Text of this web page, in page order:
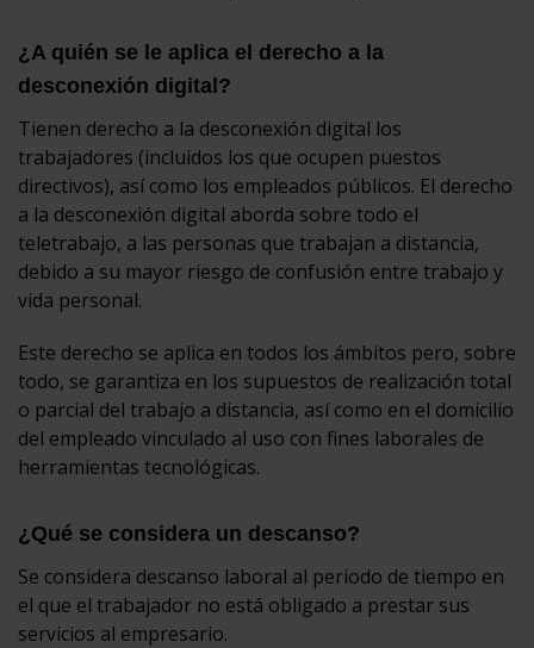
¿A quién se le aplica el derecho a la
desconexión digital?
Tienen derecho a la desconexión digital los
trabajadores (incluidos los que ocupen puestos
directivos), así como los empleados públicos. El derecho
a la desconexión digital aborda sobre todo el
teletrabajo, a las personas que trabajan a distancia,
debido a su mayor riesgo de confusión entre trabajo y
vida personal.
Este derecho se aplica en todos los ámbitos pero, sobre
todo, se garantiza en los supuestos de realización total
o parcial del trabajo a distancia, así como en el domicilio
del empleado vinculado al uso con fines laborales de
herramientas tecnológicas.
¿Qué se considera un descanso?
Se considera descanso laboral al periodo de tiempo en
el que el trabajador no está obligado a prestar sus
servicios al empresario.